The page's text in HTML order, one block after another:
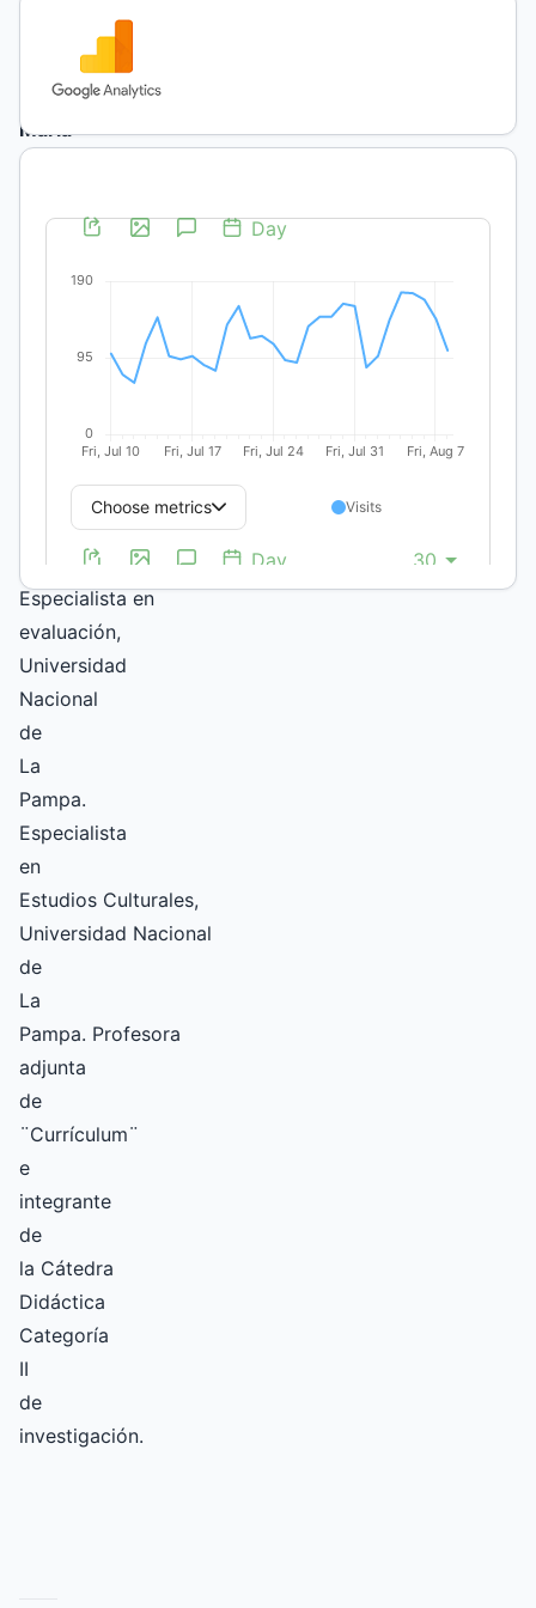
Biography
María
Graciela
Franco,
Especialista
Ciencias
Educación.
Especialista en
evaluación,
Universidad
Nacional
de
La
Pampa.
Especialista
en
Estudios Culturales,
Universidad Nacional
de
La
Pampa. Profesora
adjunta
de
¨Currículum¨
e
integrante
de
la Cátedra
Didáctica
Categoría
II
de
investigación.